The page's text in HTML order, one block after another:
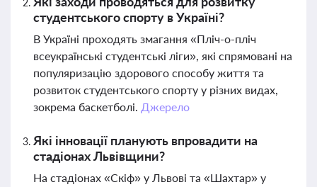
студентського спорту в Україні?
В Україні проходять змагання «Пліч-о-пліч
всеукраїнські студентські ліги», які спрямовані на
популяризацію здорового способу життя та
розвиток студентського спорту у різних видах,
зокрема баскетболі. Джерело
Які інновації планують впровадити на
стадіонах Львівщини?
На стадіонах «Скіф» у Львові та «Шахтар» у